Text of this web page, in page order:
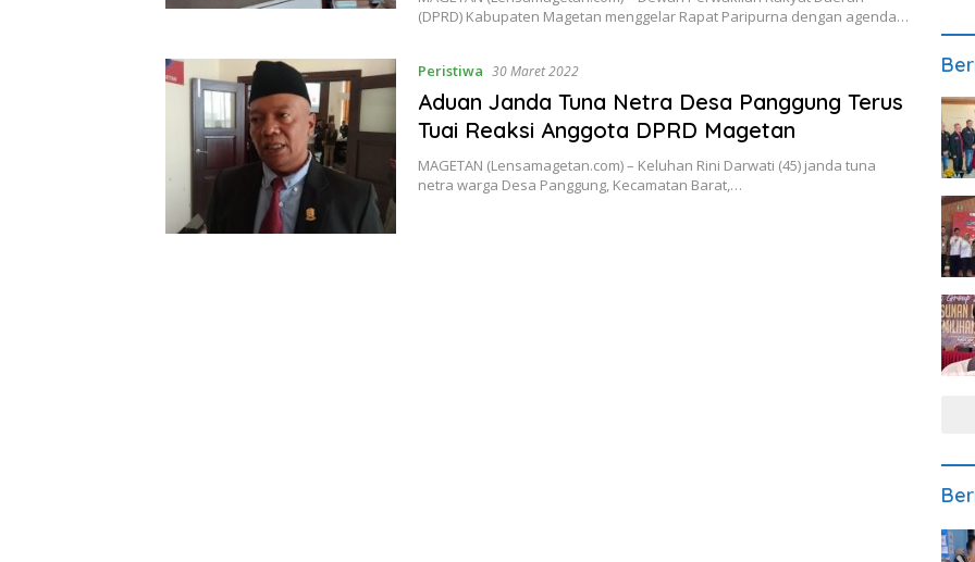
(DPRD) Kabupaten Magetan menggelar Rapat Paripurna dengan agenda…
Peristiwa 30 Maret 2022
Aduan Janda Tuna Netra Desa Panggung Terus
Tuai Reaksi Anggota DPRD Magetan
MAGETAN (Lensamagetan.com) – Keluhan Rini Darwati (45) janda tuna
netra warga Desa Panggung, Kecamatan Barat,…